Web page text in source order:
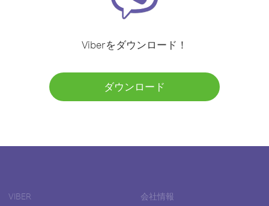
Viberをダウンロード！
ダウンロード
VIBER 会社情報